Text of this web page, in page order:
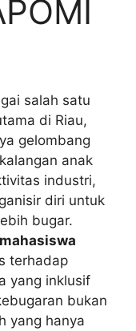
salah satu
di Riau,
gelombang
anak
industri,
diri untuk
bugar.
terhadap
yang inklusif
bukan
yang hanya